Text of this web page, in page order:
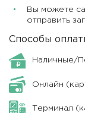
Вы можете
отправить
Способы
Наличные/
Онлайн
Терминал